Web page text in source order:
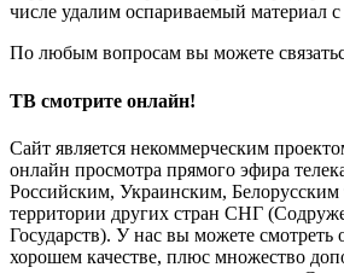
числе удалим оспариваемый материал с
По любым вопросам вы можете
ТВ смотрите онлайн!
Сайт является некоммерческим
онлайн просмотра прямого эфира
Российским, Украинским, Белорусским
территории других стран СНГ
Государств). У нас вы можете смотреть
хорошем качестве, плюс множество